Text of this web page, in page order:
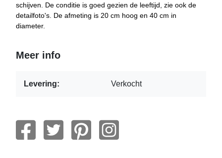
schijven. De conditie is goed gezien de leeftijd, zie ook de
detailfoto's. De afmeting is 20 cm hoog en 40 cm in
diameter.
Meer info
Levering: Verkocht